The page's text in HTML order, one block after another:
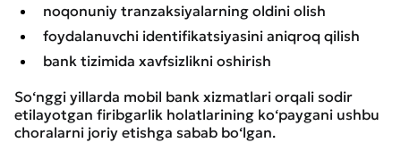
noqonuniy tranzaksiyalarning oldini olish
foydalanuvchi identifikatsiyasini aniqroq qilish
bank tizimida xavfsizlikni oshirish
So‘nggi yillarda mobil bank xizmatlari orqali sodir
etilayotgan firibgarlik holatlarining ko‘paygani ushbu
choralarni joriy etishga sabab bo‘lgan.